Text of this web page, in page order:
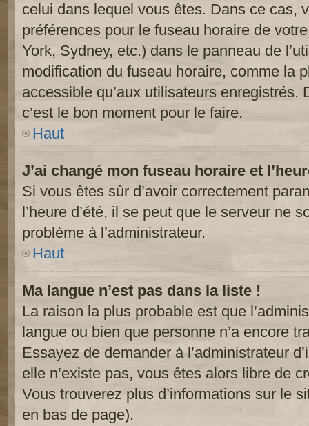
celui dans lequel vous êtes. Dans ce cas,
préférences pour le fuseau horaire de
York, Sydney, etc.) dans le panneau de
modification du fuseau horaire, comme la
accessible qu’aux utilisateurs enregistrés.
c’est le bon moment pour le faire.
Haut
J’ai changé mon fuseau horaire et
Si vous êtes sûr d’avoir correctement
l’heure d’été, il se peut que le serveur ne
problème à l’administrateur.
Haut
Ma langue n’est pas dans la liste !
La raison la plus probable est que
langue ou bien que personne n’a encore
Essayez de demander à l’administrateur
elle n’existe pas, vous êtes alors libre de
Vous trouverez plus d’informations sur le
en bas de page).